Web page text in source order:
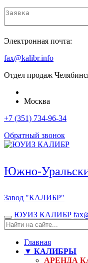
Электронная почта:
fax@kalibr.info
Отдел продаж
Москва
+7 (351) 734-96-34
Обратный звонок
Южно-
Завод "КАЛИБР"
ЮУИЗ КАЛИБР
Главная
▼ КАЛИБРЫ
АРЕНДА